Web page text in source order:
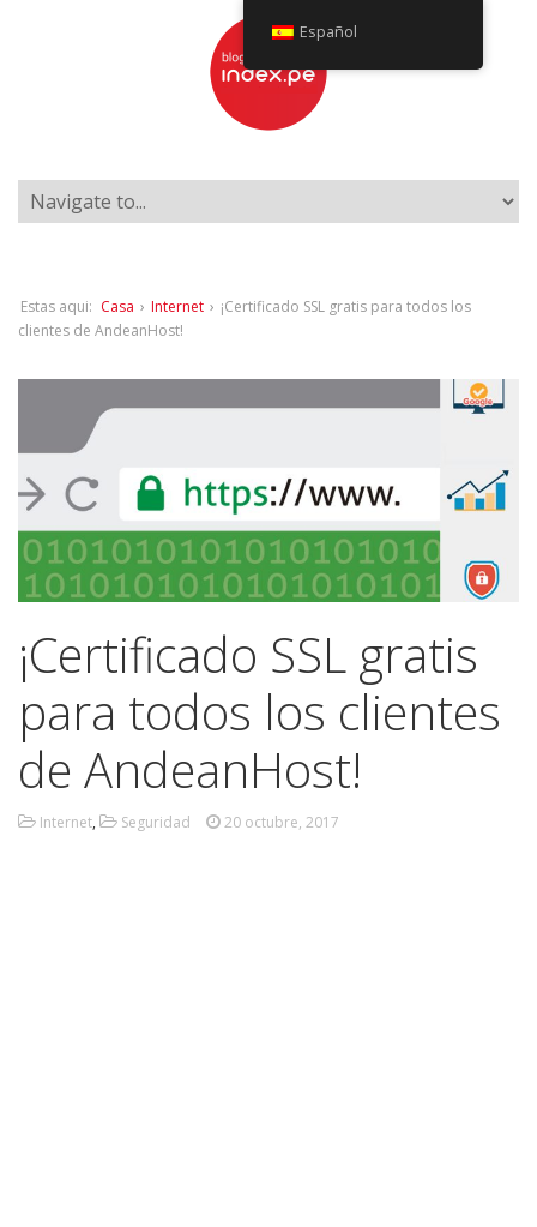
Estas aqui: Casa › Internet › ¡Certificado SSL gratis para todos los
clientes de AndeanHost!
¡Certificado SSL gratis
para todos los clientes
de AndeanHost!
Internet, Seguridad 20 octubre, 2017
Español